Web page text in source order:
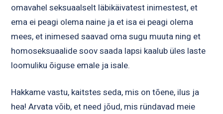
omavahel seksuaalselt läbikäivatest inimestest, et
ema ei peagi olema naine ja et isa ei peagi olema
mees, et inimesed saavad oma sugu muuta ning et
homoseksuaalide soov saada lapsi kaalub üles laste
loomuliku õiguse emale ja isale.
Hakkame vastu, kaitstes seda, mis on tõene, ilus ja
hea! Arvata võib, et need jõud, mis ründavad meie